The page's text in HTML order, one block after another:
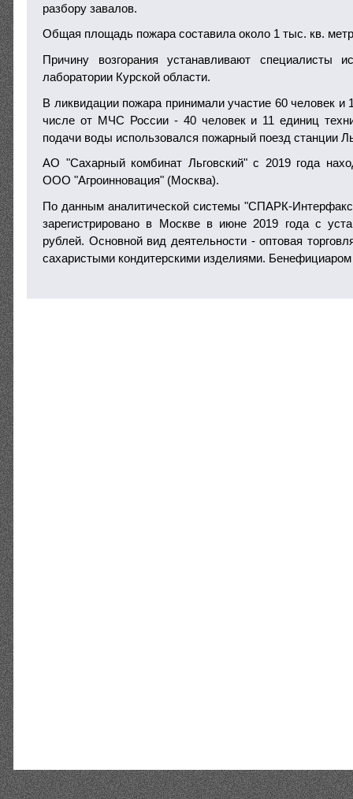
разбору завалов.
Общая площадь пожара составила около 1 тыс. кв.
Причину возгорания устанавливают специалисты
лаборатории Курской области.
В ликвидации пожара принимали участие 60 человек и
числе от МЧС России - 40 человек и 11 единиц
подачи воды использовался пожарный поезд станции
АО "Сахарный комбинат Льговский" с 2019 года
ООО "Агроинновация" (Москва).
По данным аналитической системы "СПАРК-
зарегистрировано в Москве в июне 2019 года с
рублей. Основной вид деятельности - оптовая
сахаристыми кондитерскими изделиями.